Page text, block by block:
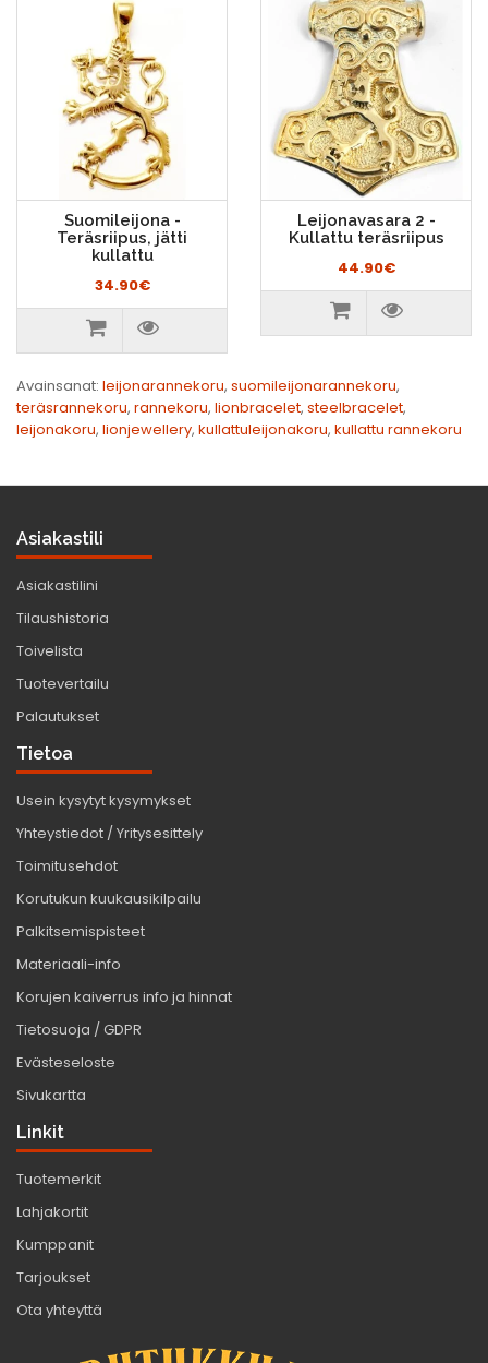
Suomileijona -
Teräsriipus, jätti
kullattu
34.90€
Leijonavasara 2 -
Kullattu teräsriipus
44.90€
Avainsanat: leijonarannekoru, suomileijonarannekoru,
teräsrannekoru, rannekoru, lionbracelet, steelbracelet,
leijonakoru, lionjewellery, kullattuleijonakoru, kullattu rannekoru
Asiakastili
Asiakastilini
Tilaushistoria
Toivelista
Tuotevertailu
Palautukset
Tietoa
Usein kysytyt kysymykset
Yhteystiedot / Yritysesittely
Toimitusehdot
Korutukun kuukausikilpailu
Palkitsemispisteet
Materiaali-info
Korujen kaiverrus info ja hinnat
Tietosuoja / GDPR
Evästeseloste
Sivukartta
Linkit
Tuotemerkit
Lahjakortit
Kumppanit
Tarjoukset
Ota yhteyttä